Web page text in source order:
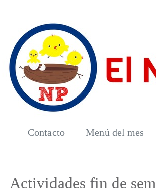
Contacto Menú del mes
Actividades fin de